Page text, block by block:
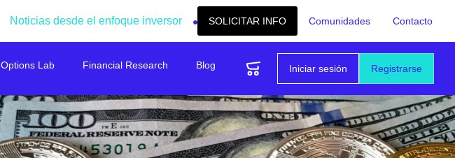
Noticias desde el enfoque inversor SOLICITAR INFO Comunidades Contacto
Registrarse
Iniciar sesión
Options Lab Financial Research Blog